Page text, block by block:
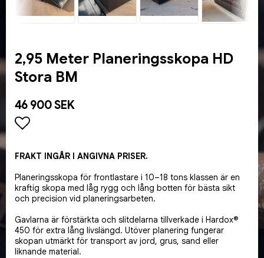
2,95 Meter Planeringsskopa HD
Stora BM
46 900 SEK
FRAKT INGÅR I ANGIVNA PRISER.
Planeringsskopa för frontlastare i 10–18 tons klassen är en
kraftig skopa med låg rygg och lång botten för bästa sikt
och precision vid planeringsarbeten.
Gavlarna är förstärkta och slitdelarna tillverkade i Hardox®
450 för extra lång livslängd. Utöver planering fungerar
skopan utmärkt för transport av jord, grus, sand eller
liknande material.